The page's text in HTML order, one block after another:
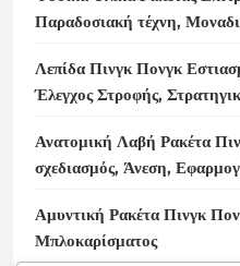
Παραδοσιακή τέχνη,
Λεπίδα Πινγκ Πονγκ
Έλεγχος Στροφής,
Ανατομική Λαβή Ρακέτα
σχεδιασμός, Άνεση,
Αμυντική Ρακέτα Πινγκ
Μπλοκαρίσματος